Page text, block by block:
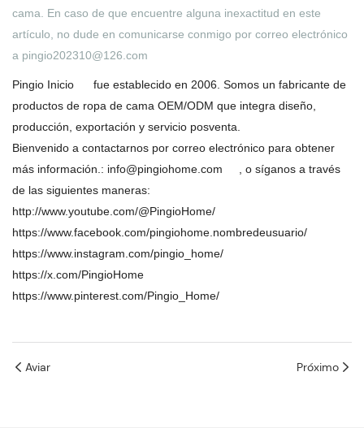
cama. En caso de que encuentre alguna inexactitud en este
artículo, no dude en comunicarse conmigo por correo electrónico
a pingio202310@126.com
Pingio Inicio
fue establecido en 2006. Somos un fabricante de
productos de ropa de cama OEM/ODM que integra diseño,
producción, exportación y servicio posventa.
Bienvenido a contactarnos por correo electrónico para obtener
más información.: info@pingiohome.com
, o síganos a través
de las siguientes maneras:
http://www.youtube.com/@PingioHome/
https://www.facebook.com/pingiohome.nombredeusuario/
https://www.instagram.com/pingio_home/
https://x.com/PingioHome
https://www.pinterest.com/Pingio_Home/
Aviar Próximo